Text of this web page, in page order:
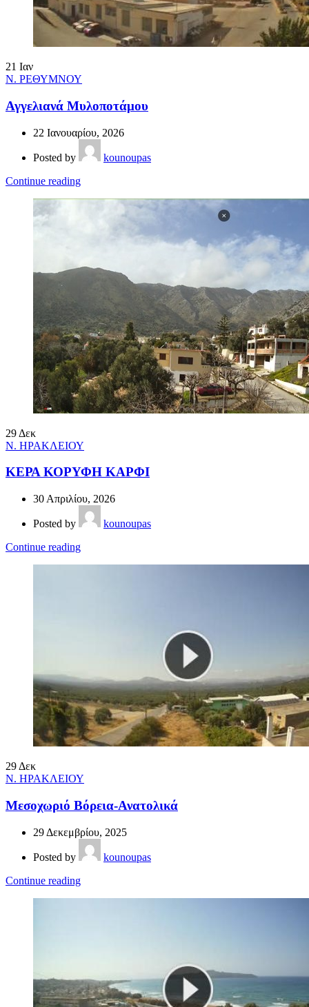
21 Ιαν
Ν. ΡΕΘΥΜΝΟΥ
Αγγελιανά Μυλοποτάμου
22 Ιανουαρίου, 2026
Posted by
kounoupas
Continue reading
29 Δεκ
Ν. ΗΡΑΚΛΕΙΟΥ
ΚΕΡΑ ΚΟΡΥΦΗ ΚΑΡΦΙ
30 Απριλίου, 2026
Posted by
kounoupas
Continue reading
29 Δεκ
Ν. ΗΡΑΚΛΕΙΟΥ
Μεσοχωριό Βόρεια-Ανατολικά
29 Δεκεμβρίου, 2025
Posted by
kounoupas
Continue reading